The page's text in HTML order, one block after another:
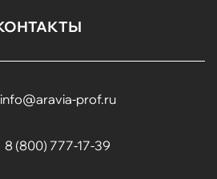
info@aravia-prof.ru
8 (800) 777-17-39